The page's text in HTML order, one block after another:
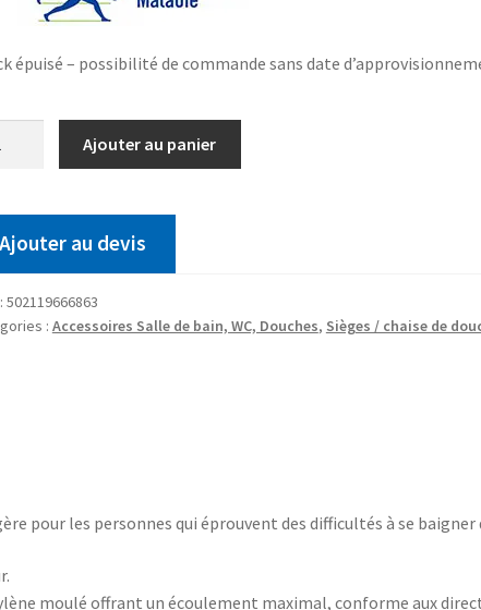
épuisé – possibilité de commande sans date
Ajouter au panier
Ajouter au devis
502119666863
: Accessoires Salle de bain, WC, Douches, Sièges / chaise de
pour les personnes qui éprouvent des difficultés à se
moulé offrant un écoulement maximal, conforme aux